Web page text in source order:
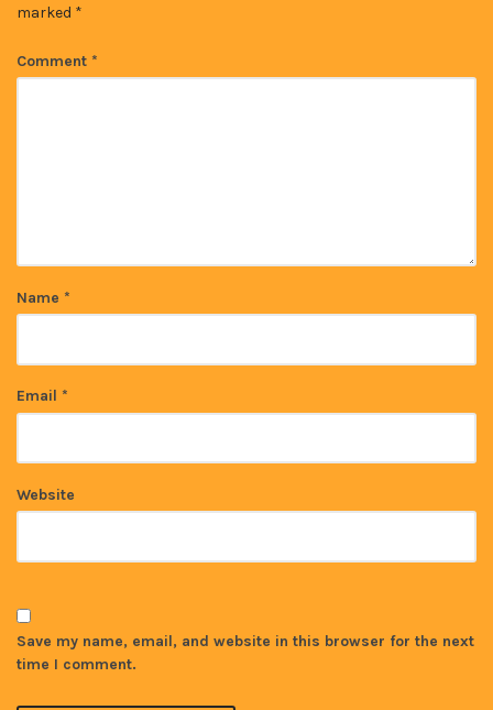
marked *
Comment *
Name *
Email *
Website
Save my name, email, and website in this browser for the next
time I comment.